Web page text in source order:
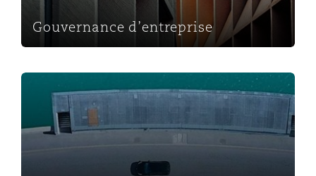
Gouvernance d’entreprise
Investissement direct étranger